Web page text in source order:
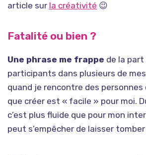
article sur la créativité 😉
Fatalité ou bien ?
Une phrase me frappe de la part
participants dans plusieurs de
quand je rencontre des
que créer est « facile » pour moi.
c’est plus fluide que pour mon
peut s’empêcher de laisser